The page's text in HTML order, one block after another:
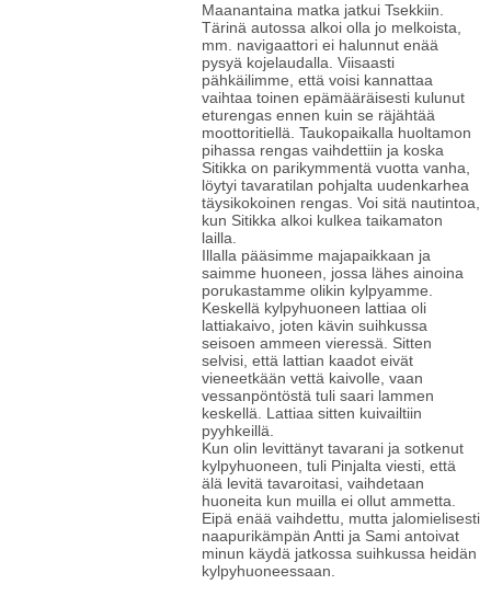
Maanantaina matka jatkui Tsekkiin.
Tärinä autossa alkoi olla jo melkoista,
mm. navigaattori ei halunnut enää
pysyä kojelaudalla. Viisaasti
pähkäilimme, että voisi kannattaa
vaihtaa toinen epämääräisesti kulunut
eturengas ennen kuin se räjähtää
moottoritiellä. Taukopaikalla huoltamon
pihassa rengas vaihdettiin ja koska
Sitikka on parikymmentä vuotta vanha,
löytyi tavaratilan pohjalta uudenkarhea
täysikokoinen rengas. Voi sitä nautintoa,
kun Sitikka alkoi kulkea taikamaton
lailla.
Illalla pääsimme majapaikkaan ja
saimme huoneen, jossa lähes ainoina
porukastamme olikin kylpyamme.
Keskellä kylpyhuoneen lattiaa oli
lattiakaivo, joten kävin suihkussa
seisoen ammeen vieressä. Sitten
selvisi, että lattian kaadot eivät
vieneetkään vettä kaivolle, vaan
vessanpöntöstä tuli saari lammen
keskellä. Lattiaa sitten kuivailtiin
pyyhkeillä.
Kun olin levittänyt tavarani ja sotkenut
kylpyhuoneen, tuli Pinjalta viesti, että
älä levitä tavaroitasi, vaihdetaan
huoneita kun muilla ei ollut ammetta.
Eipä enää vaihdettu, mutta jalomielisesti
naapurikämpän Antti ja Sami antoivat
minun käydä jatkossa suihkussa heidän
kylpyhuoneessaan.